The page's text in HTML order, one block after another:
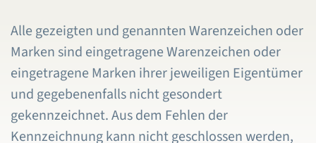
Alle gezeigten und genannten Warenzeichen oder
Marken sind eingetragene Warenzeichen oder
eingetragene Marken ihrer jeweiligen Eigentümer
und gegebenenfalls nicht gesondert
gekennzeichnet. Aus dem Fehlen der
Kennzeichnung kann nicht geschlossen werden,